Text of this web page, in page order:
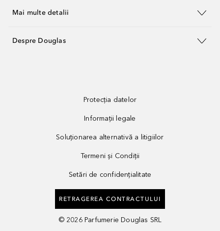
Mai multe detalii
Despre Douglas
Protecția datelor
Informații legale
Soluționarea alternativă a litigiilor
Termeni și Condiții
Setări de confidențialitate
RETRAGEREA CONTRACTULUI
© 2026 Parfumerie Douglas SRL